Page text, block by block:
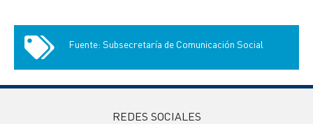
Fuente: Subsecretaría de Comunicación Social
REDES SOCIALES